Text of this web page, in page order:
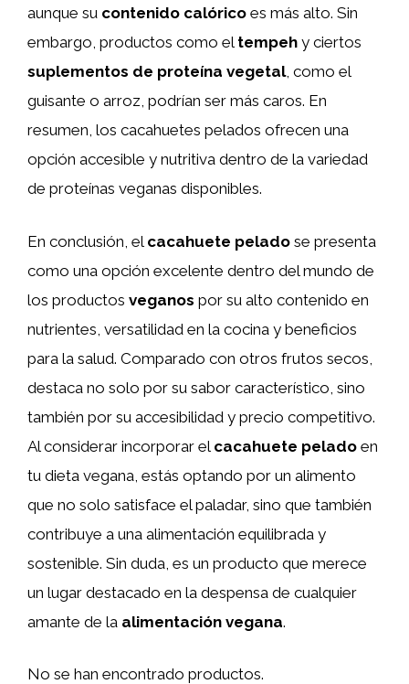
aunque su contenido calórico es más alto. Sin
embargo, productos como el tempeh y ciertos
suplementos de proteína vegetal, como el
guisante o arroz, podrían ser más caros. En
resumen, los cacahuetes pelados ofrecen una
opción accesible y nutritiva dentro de la variedad
de proteínas veganas disponibles.
En conclusión, el cacahuete pelado se presenta
como una opción excelente dentro del mundo de
los productos veganos por su alto contenido en
nutrientes, versatilidad en la cocina y beneficios
para la salud. Comparado con otros frutos secos,
destaca no solo por su sabor característico, sino
también por su accesibilidad y precio competitivo.
Al considerar incorporar el cacahuete pelado en
tu dieta vegana, estás optando por un alimento
que no solo satisface el paladar, sino que también
contribuye a una alimentación equilibrada y
sostenible. Sin duda, es un producto que merece
un lugar destacado en la despensa de cualquier
amante de la alimentación vegana.
No se han encontrado productos.